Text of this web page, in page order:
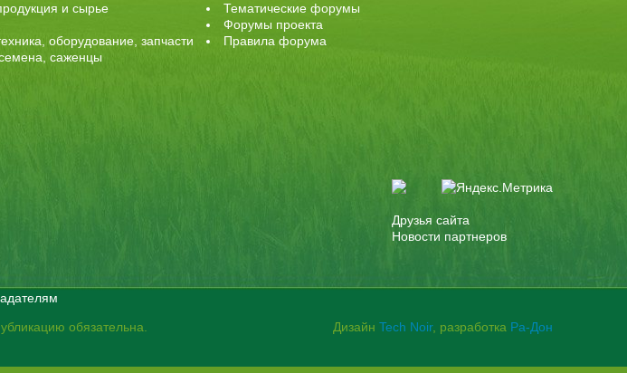
и сырье
оборудование, запчасти
саженцы
Тематические форумы
Форумы проекта
Правила форума
Друзья сайта
Новости партнеров
обязательна.
Дизайн Tech Noir, разработка Ра-Дон